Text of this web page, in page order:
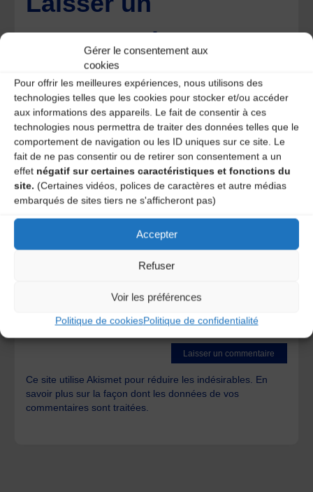
Gérer le consentement aux
cookies
Pour offrir les meilleures expériences, nous utilisons des
technologies telles que les cookies pour stocker et/ou accéder
aux informations des appareils. Le fait de consentir à ces
technologies nous permettra de traiter des données telles que le
comportement de navigation ou les ID uniques sur ce site. Le
fait de ne pas consentir ou de retirer son consentement a un
effet négatif sur certaines caractéristiques et fonctions du
site. (Certaines vidéos, polices de caractères et autre médias
embarqués de sites tiers ne s'afficheront pas)
Accepter
Refuser
Voir les préférences
Politique de cookiesPolitique de confidentialité
commentaire
Votre adresse e-mail ne sera pas publiée.
obligatoires sont indiqués avec*
Save my name, email, and site URL in my browser for next
time I post a comment.
Ce site utilise Akismet pour réduire les indésirables. En
savoir plus sur la façon dont les données de vos
commentaires sont traitées.